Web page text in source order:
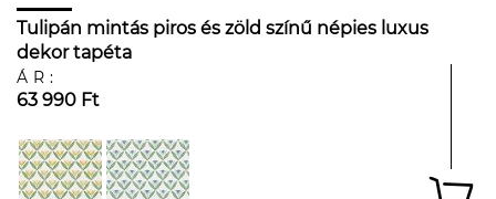
Tulipán mintás piros és zöld színű népies luxus
dekor tapéta
ÁR:
63 990 Ft